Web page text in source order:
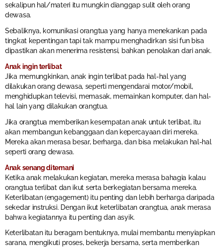
sekalipun hal/materi itu mungkin dianggap sulit oleh orang
dewasa.
Sebaliknya, komunikasi orangtua yang hanya menekankan pada
tingkat kepentingan tapi tak mampu menghadirkan sisi fun bisa
dipastikan akan menerima resistensi, bahkan penolakan dari anak.
Anak ingin terlibat
Jika memungkinkan, anak ingin terlibat pada hal-hal yang
dilakukan orang dewasa, seperti mengendarai motor/mobil,
menghidupkan televisi, memasak, memainkan komputer, dan hal-
hal lain yang dilakukan orangtua.
Jika orangtua memberikan kesempatan anak untuk terlibat, itu
akan membangun kebanggaan dan kepercayaan diri mereka.
Mereka akan merasa besar, berharga, dan bisa melakukan hal-hal
seperti orang dewasa.
Anak senang ditemani
Ketika anak melakukan kegiatan, mereka merasa bahagia kalau
orangtua terlibat dan ikut serta berkegiatan bersama mereka.
Keterlibatan (engagement) itu penting dan lebih berharga daripada
sekedar instruksi. Dengan ikut keterlibatan orangtua, anak merasa
bahwa kegiatannya itu penting dan asyik.
Keterlibatan itu beragam bentuknya, mulai membantu menyiapkan
sarana, mengikuti proses, bekerja bersama, serta memberikan